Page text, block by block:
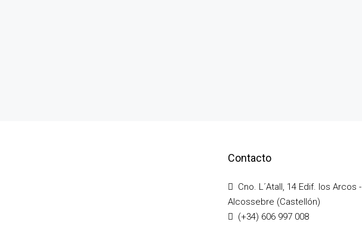
Contacto
Cno. L´Atall, 14 Edif. los Arcos -
Alcossebre (Castellón)
(+34) 606 997 008